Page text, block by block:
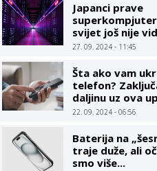
Japanci prave
svijet još nije
27. 09. 2024 - 11:45
Šta ako vam
telefon?
daljinu uz ova
22. 09. 2024 - 06:56
Baterija na
traje duže, ali
smo više...